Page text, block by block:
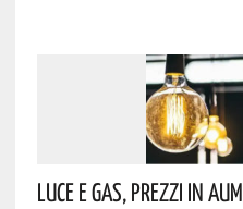
Luce E Gas, Prezzi In